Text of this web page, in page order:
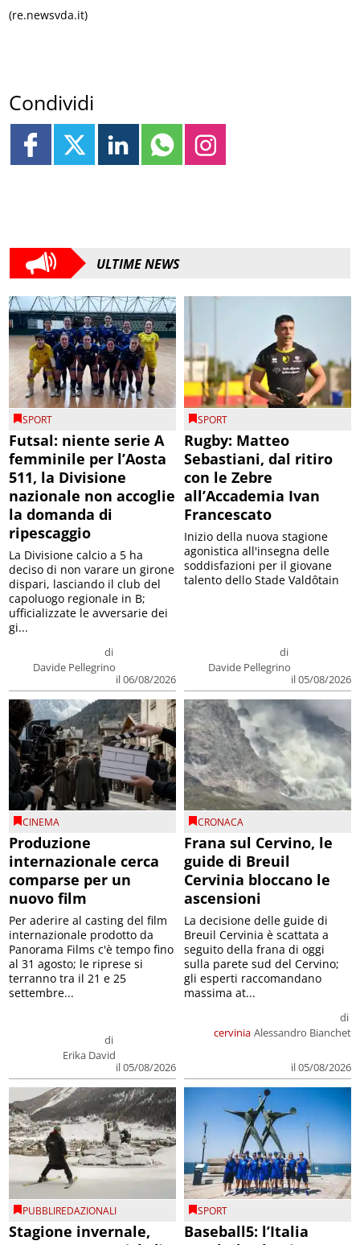
(re.newsvda.it)
Condividi
ULTIME NEWS
SPORT
Futsal: niente serie A
femminile per l’Aosta
511, la Divisione
nazionale non accoglie
la domanda di
ripescaggio
di
Davide Pellegrino
il 06/08/2026
La Divisione calcio a 5 ha
deciso di non varare un girone
dispari, lasciando il club del
capoluogo regionale in B;
ufficializzate le avversarie dei
gi...
SPORT
Rugby: Matteo
Sebastiani, dal ritiro
con le Zebre
all’Accademia Ivan
Francescato
di
Davide Pellegrino
il 05/08/2026
Inizio della nuova stagione
agonistica all'insegna delle
soddisfazioni per il giovane
talento dello Stade Valdôtain
CINEMA
Produzione
internazionale cerca
comparse per un
nuovo film
di
Erika David
il 05/08/2026
Per aderire al casting del film
internazionale prodotto da
Panorama Films c'è tempo fino
al 31 agosto; le riprese si
terranno tra il 21 e 25
settembre...
CRONACA
Frana sul Cervino, le
guide di Breuil
Cervinia bloccano le
ascensioni
cervinia
di
Alessandro Bianchet
il 05/08/2026
La decisione delle guide di
Breuil Cervinia è scattata a
seguito della frana di oggi
sulla parete sud del Cervino;
gli esperti raccomandano
massima at...
PUBBLIREDAZIONALI
Stagione invernale,
SPORT
Baseball5: l’Italia